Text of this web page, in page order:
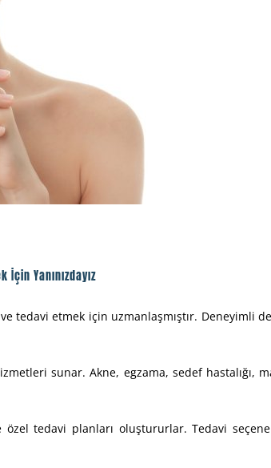
İçin Yanınızdayız
tedavi etmek için uzmanlaşmıştır. Deneyimli
sunar. Akne, egzama, sedef hastalığı,
tedavi planları oluştururlar. Tedavi